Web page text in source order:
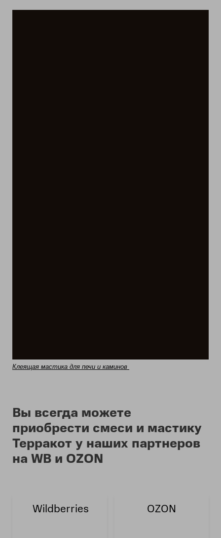
Клеящая мастика для печи и каминов
Вы всегда можете
приобрести смеси и мастику
Терракот у наших партнеров
на WB и OZON
Wildberries OZON